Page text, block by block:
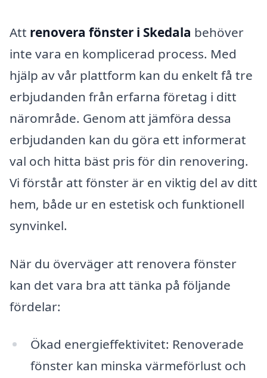
Att renovera fönster i Skedala behöver
inte vara en komplicerad process. Med
hjälp av vår plattform kan du enkelt få tre
erbjudanden från erfarna företag i ditt
närområde. Genom att jämföra dessa
erbjudanden kan du göra ett informerat
val och hitta bäst pris för din renovering.
Vi förstår att fönster är en viktig del av ditt
hem, både ur en estetisk och funktionell
synvinkel.
När du överväger att renovera fönster
kan det vara bra att tänka på följande
fördelar:
Ökad energieffektivitet: Renoverade
fönster kan minska värmeförlust och